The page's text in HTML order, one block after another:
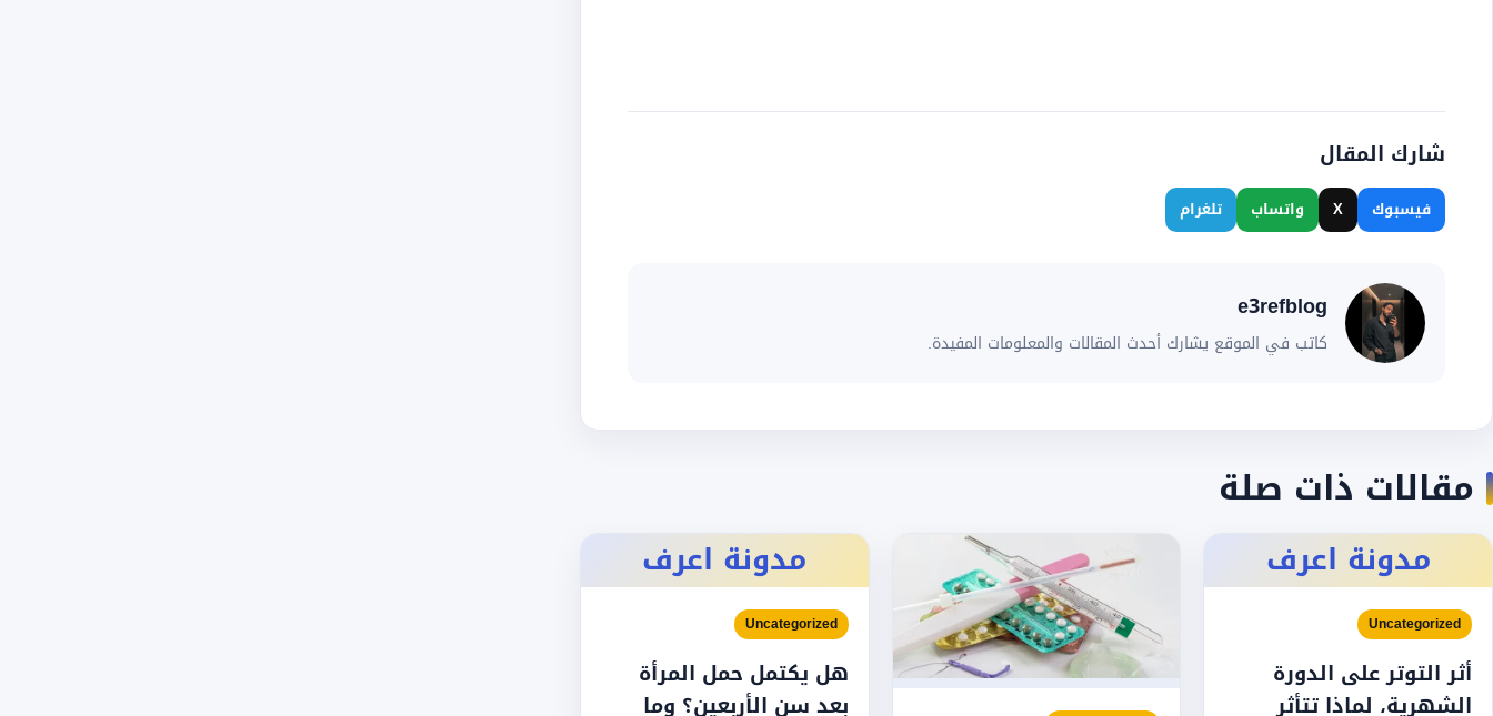
شارك المقال
فيسبوك X واتساب تلغرام
e3refblog
كاتب في الموقع يشارك أحدث المقالات والمعلومات المفيدة.
مقالات ذات صلة
مدونة اعرف
Uncategorized
أثر التوتر على الدورة
الشهرية، لماذا تتأثر
مدونة اعرف
Uncategorized
هل يكتمل حمل المرأة
بعد سن الأربعين؟ وما